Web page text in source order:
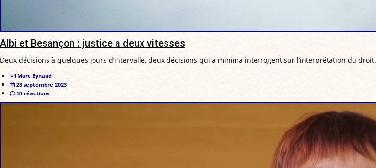
Albi et Besançon : justice a deux vitesses
Deux décisions à quelques jours d’intervalle, deux décisions qui a minima interrogent sur l’interprétation du droit.
Marc Eynaud
28 septembre 2023
31 réactions